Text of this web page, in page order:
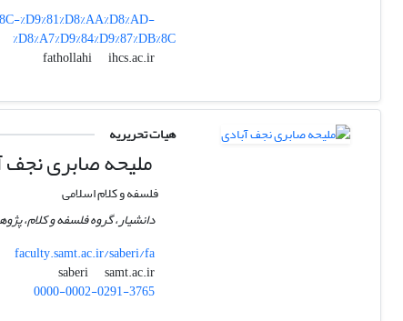
%D9%81%D8%AA%D8%AD-
%D8%A7%D9%84%D9%87%DB%8C
fathollahi
ihcs.ac.ir
هیات تحریریه
ملیحه صابری نجف
فلسفه و کلام اسلامی
دانشیار، گروه فلسفه و کلام،
faculty.samt.ac.ir/saberi/fa
saberi
samt.ac.ir
0000-0002-0291-3765